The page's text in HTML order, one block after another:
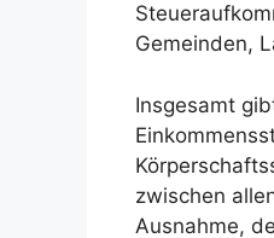
Gemeinden,
Insgesamt
zwischen
Ausnahme,